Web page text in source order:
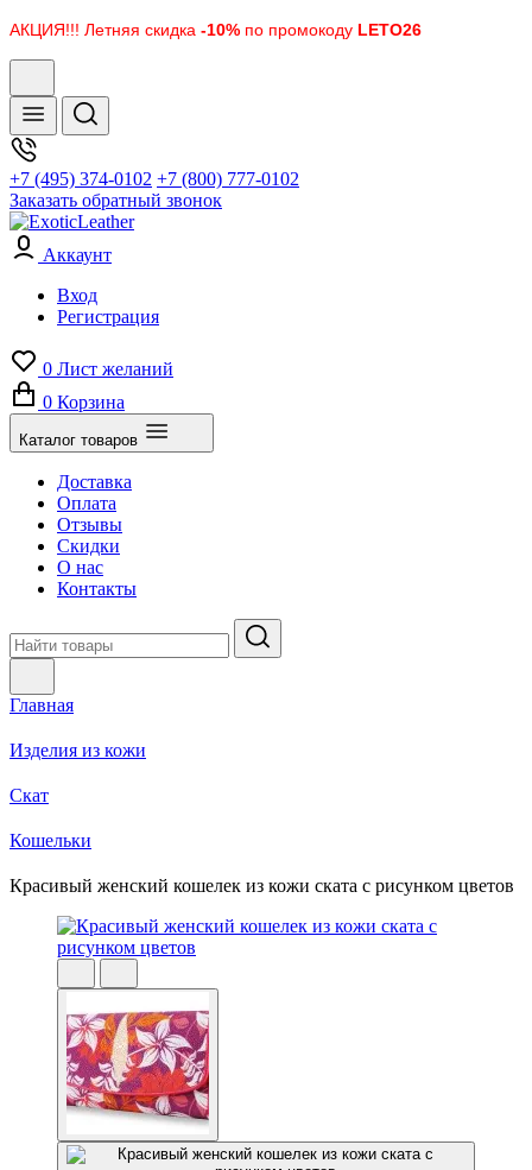
АКЦИЯ!!! Летняя скидка -10% по промокоду LETO26
+7 (495) 374-0102 +7 (800) 777-0102
Заказать обратный звонок
Аккаунт
Вход
Регистрация
0 Лист желаний
0 Корзина
Каталог товаров
Доставка
Оплата
Отзывы
Скидки
О нас
Контакты
Главная
Изделия из кожи
Скат
Кошельки
Красивый женский кошелек из кожи ската с рисунком цветов